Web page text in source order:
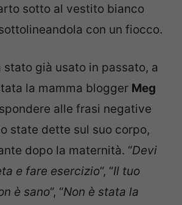
sotto al vestito bianco
con un fiocco.
stato già usato in passato, a
la mamma blogger Meg
alle frasi negative
state dette sul suo corpo,
dopo la maternità. “Devi
e fare esercizio“, “Il tuo
è sano“, “Non è stata la